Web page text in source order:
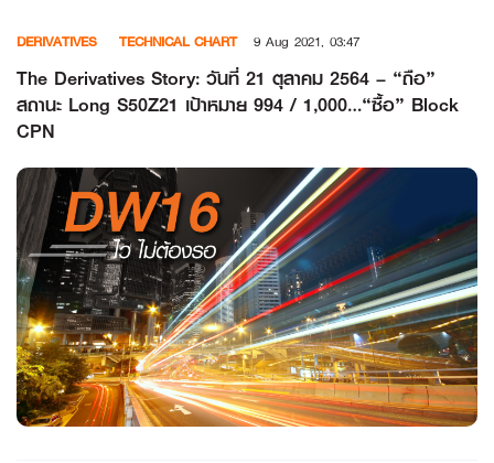
content
DERIVATIVES TECHNICAL CHART 9 Aug 2021, 03:47
The Derivatives Story: วันที่ 21 ตุลาคม 2564 – “ถือ”
สถานะ Long S50Z21 เป้าหมาย 994 / 1,000…“ซื้อ” Block
CPN